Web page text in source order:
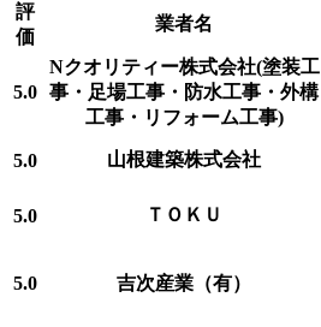
評
価
業者名
5.0
Nクオリティー株式会社(塗装工
事・足場工事・防水工事・外構
工事・リフォーム工事)
5.0 山根建築株式会社
5.0 ＴＯＫＵ
5.0 吉次産業（有）